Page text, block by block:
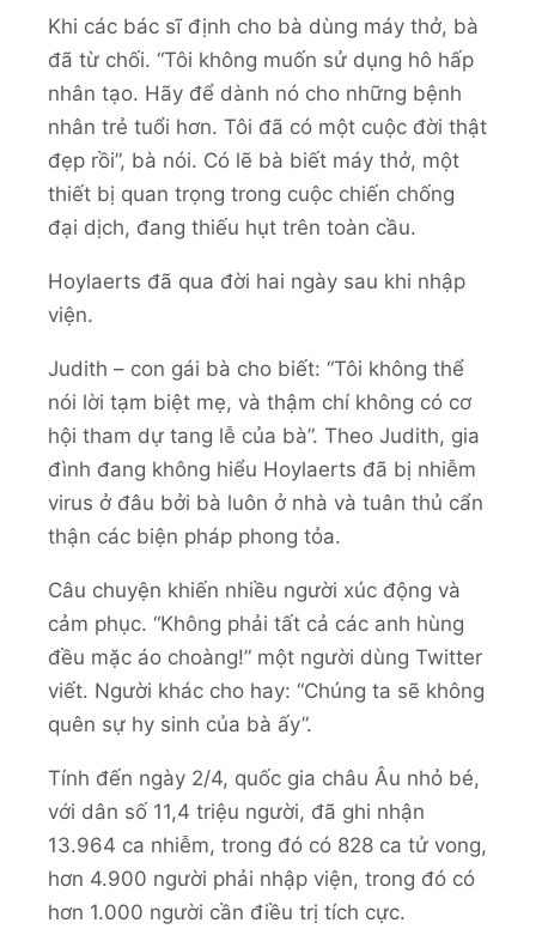
Khi các bác sĩ định cho bà dùng máy thở, bà
đã từ chối. “Tôi không muốn sử dụng hô hấp
nhân tạo. Hãy để dành nó cho những bệnh
nhân trẻ tuổi hơn. Tôi đã có một cuộc đời thật
đẹp rồi”, bà nói. Có lẽ bà biết máy thở, một
thiết bị quan trọng trong cuộc chiến chống
đại dịch, đang thiếu hụt trên toàn cầu.
Hoylaerts đã qua đời hai ngày sau khi nhập
viện.
Judith – con gái bà cho biết: “Tôi không thể
nói lời tạm biệt mẹ, và thậm chí không có cơ
hội tham dự tang lễ của bà”. Theo Judith, gia
đình đang không hiểu Hoylaerts đã bị nhiễm
virus ở đâu bởi bà luôn ở nhà và tuân thủ cẩn
thận các biện pháp phong tỏa.
Câu chuyện khiến nhiều người xúc động và
cảm phục. “Không phải tất cả các anh hùng
đều mặc áo choàng!” một người dùng Twitter
viết. Người khác cho hay: “Chúng ta sẽ không
quên sự hy sinh của bà ấy”.
Tính đến ngày 2/4, quốc gia châu Âu nhỏ bé,
với dân số 11,4 triệu người, đã ghi nhận
13.964 ca nhiễm, trong đó có 828 ca tử vong,
hơn 4.900 người phải nhập viện, trong đó có
hơn 1.000 người cần điều trị tích cực.